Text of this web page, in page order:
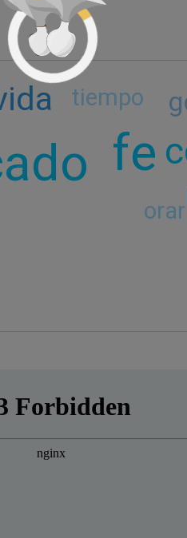
fe
tiempo
orar